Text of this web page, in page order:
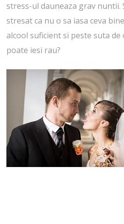
stress-ul dauneaza grav nuntii.
stresat ca nu o sa iasa ceva
alcool suficient si peste suta de
poate iesi rau?